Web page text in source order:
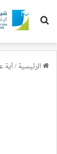
بحث عن
الرئيسية/آية